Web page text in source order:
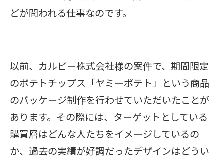
どが問われる仕事なのです。
以前、カルビー株式会社様の案件で、期間限定
のポテトチップス「ヤミーポテト」という商品
のパッケージ制作を行わせていただいたことが
あります。その際には、ターゲットとしている
購買層はどんな人たちをイメージしているの
か、過去の実績が好調だったデザインはどうい